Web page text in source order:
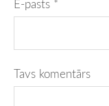
E-pasts *
Tavs komentārs